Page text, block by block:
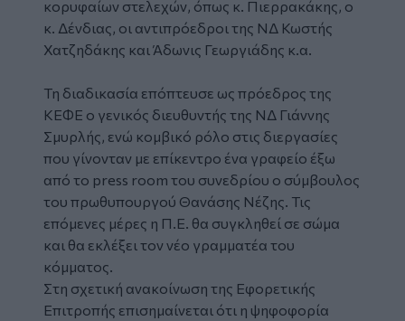
κορυφαίων στελεχών, όπως κ. Πιερρακάκης, ο
κ. Δένδιας, οι αντιπρόεδροι της ΝΔ Κωστής
Χατζηδάκης και Άδωνις Γεωργιάδης κ.α.
Τη διαδικασία επόπτευσε ως πρόεδρος της
ΚΕΦΕ ο γενικός διευθυντής της ΝΔ Γιάννης
Σμυρλής, ενώ κομβικό ρόλο στις διεργασίες
που γίνονταν με επίκεντρο ένα γραφείο έξω
από το press room του συνεδρίου ο σύμβουλος
του πρωθυπουργού Θανάσης Νέζης. Τις
επόμενες μέρες η Π.Ε. θα συγκληθεί σε σώμα
και θα εκλέξει τον νέο γραμματέα του
κόμματος.
Στη σχετική ανακοίνωση της Εφορετικής
Επιτροπής επισημαίνεται ότι η ψηφοφορία